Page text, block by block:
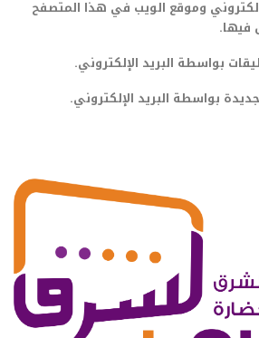
وموقع الويب في هذا المتصفح
فيها.
بواسطة البريد الإلكتروني.
بواسطة البريد الإلكتروني.